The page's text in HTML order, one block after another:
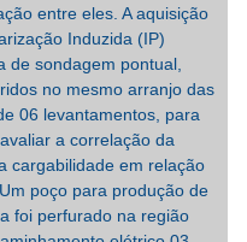
entre eles. A aquisição
Induzida (IP)
de sondagem pontual,
no mesmo arranjo das
06 levantamentos, para
a correlação da
cargabilidade em relação
poço para produção de
foi perfurado na região